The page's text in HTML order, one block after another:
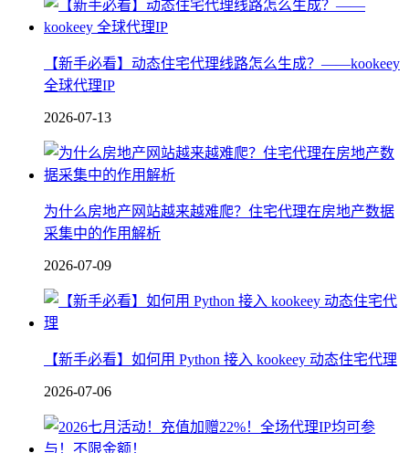
【新手必看】动态住宅代理线路怎么生成？——kookeey
全球代理IP
2026-07-13
为什么房地产网站越来越难爬？住宅代理在房地产数据
采集中的作用解析
2026-07-09
【新手必看】如何用 Python 接入 kookeey 动态住宅代理
2026-07-06